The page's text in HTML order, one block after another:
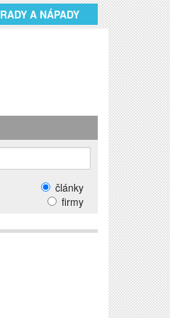
RADY A NÁPADY
články
firmy